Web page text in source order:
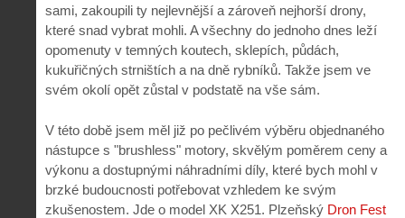
sami, zakoupili ty nejlevnější a zároveň nejhorší drony,
které snad vybrat mohli. A všechny do jednoho dnes leží
opomenuty v temných koutech, sklepích, půdách,
kukuřičných strništích a na dně rybníků. Takže jsem ve
svém okolí opět zůstal v podstatě na vše sám.
V této době jsem měl již po pečlivém výběru objednaného
nástupce s "brushless" motory, skvělým poměrem ceny a
výkonu a dostupnými náhradními díly, které bych mohl v
brzké budoucnosti potřebovat vzhledem ke svým
zkušenostem. Jde o model XK X251. Plzeňský Dron Fest